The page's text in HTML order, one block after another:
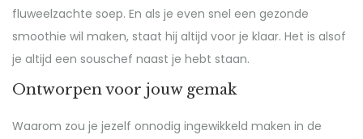
fluweelzachte soep. En als je even snel een gezonde
smoothie wil maken, staat hij altijd voor je klaar. Het is alsof
je altijd een souschef naast je hebt staan.
Ontworpen voor jouw gemak
Waarom zou je jezelf onnodig ingewikkeld maken in de